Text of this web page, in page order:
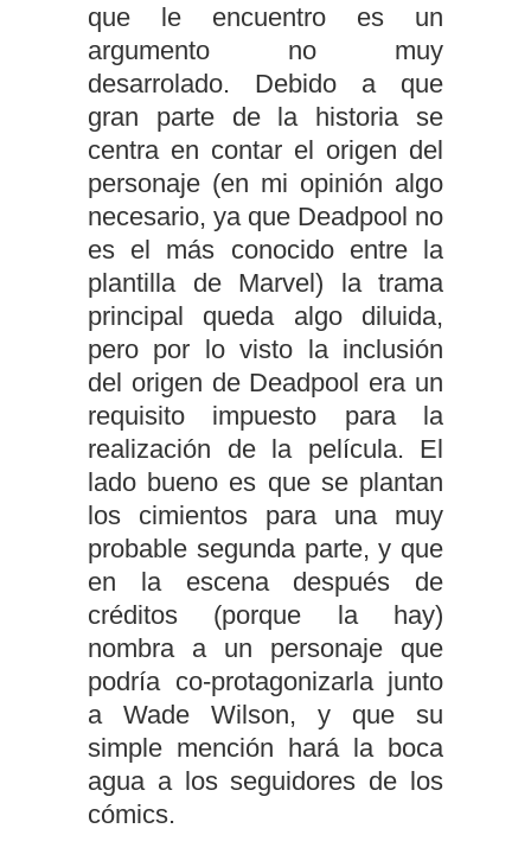
que le encuentro es un
argumento no muy
desarrolado. Debido a que
gran parte de la historia se
centra en contar el origen del
personaje (en mi opinión algo
necesario, ya que Deadpool no
es el más conocido entre la
plantilla de Marvel) la trama
principal queda algo diluida,
pero por lo visto la inclusión
del origen de Deadpool era un
requisito impuesto para la
realización de la película. El
lado bueno es que se plantan
los cimientos para una muy
probable segunda parte, y que
en la escena después de
créditos (porque la hay)
nombra a un personaje que
podría co-protagonizarla junto
a Wade Wilson, y que su
simple mención hará la boca
agua a los seguidores de los
cómics.